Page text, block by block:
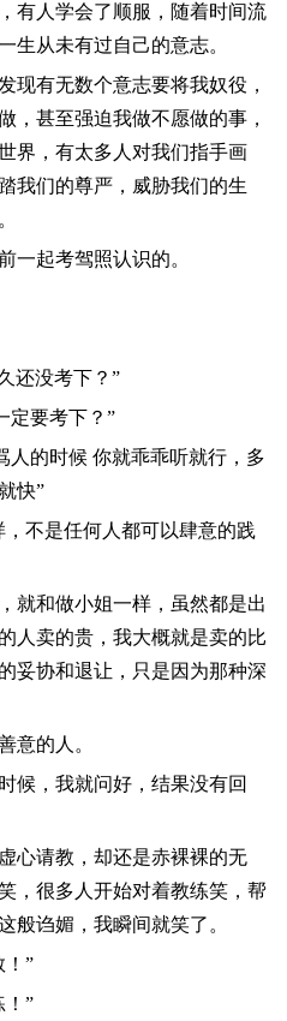
有人学会了顺服，随着时间流
生从未有过自己的意志。
现有无数个意志要将我奴役，
，甚至强迫我做不愿做的事，
界，有太多人对我们指手画
我们的尊严，威胁我们的生
起考驾照认识的。
还没考下？”
定要考下？”
的时候 你就乖乖听就行，多
快”
不是任何人都可以肆意的践
就和做小姐一样，虽然都是出
人卖的贵，我大概就是卖的比
妥协和退让，只是因为那种深
意的人。
候，我就问好，结果没有回
心请教，却还是赤裸裸的无
，很多人开始对着教练笑，帮
般诌媚，我瞬间就笑了。
”
”